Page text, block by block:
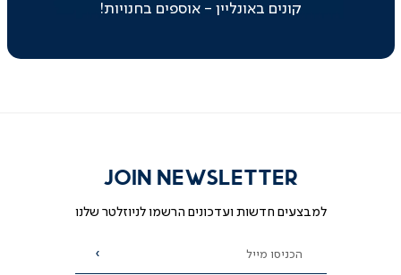
(129)
קונים באונליין - אוספים בחנויות!
JOIN NEWSLETTER
למבצעים חדשות ועדכונים הרשמו לניוזלטר שלנו
הכניסו מייל הרשמה